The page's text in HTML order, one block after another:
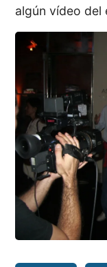
algún vídeo del